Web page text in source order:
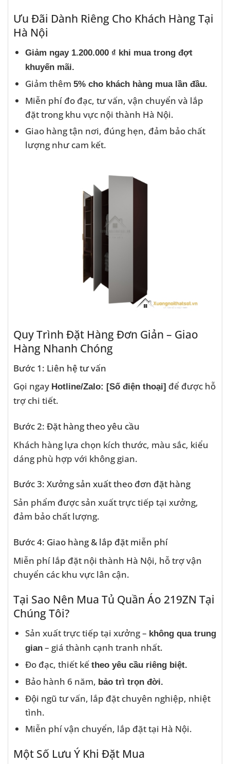
Ưu Đãi Dành Riêng Cho Khách Hàng Tại
Hà Nội
Giảm ngay 1.200.000 ₫ khi mua trong đợt
khuyến mãi.
Giảm thêm 5% cho khách hàng mua lần đầu.
Miễn phí đo đạc, tư vấn, vận chuyển và lắp
đặt trong khu vực nội thành Hà Nội.
Giao hàng tận nơi, đúng hẹn, đảm bảo chất
lượng như cam kết.
Quy Trình Đặt Hàng Đơn Giản – Giao
Hàng Nhanh Chóng
Bước 1: Liên hệ tư vấn
Gọi ngay Hotline/Zalo: [Số điện thoại] để được hỗ
trợ chi tiết.
Bước 2: Đặt hàng theo yêu cầu
Khách hàng lựa chọn kích thước, màu sắc, kiểu
dáng phù hợp với không gian.
Bước 3: Xưởng sản xuất theo đơn đặt hàng
Sản phẩm được sản xuất trực tiếp tại xưởng,
đảm bảo chất lượng.
Bước 4: Giao hàng & lắp đặt miễn phí
Miễn phí lắp đặt nội thành Hà Nội, hỗ trợ vận
chuyển các khu vực lân cận.
Tại Sao Nên Mua Tủ Quần Áo 219ZN Tại
Chúng Tôi?
Sản xuất trực tiếp tại xưởng – không qua trung
gian– giá thành cạnh tranh nhất.
Đo đạc, thiết kế theo yêu cầu riêng biệt.
Bảo hành 6 năm, bảo trì trọn đời.
Đội ngũ tư vấn, lắp đặt chuyên nghiệp, nhiệt
tình.
Miễn phí vận chuyển, lắp đặt tại Hà Nội.
Một Số Lưu Ý Khi Đặt Mua